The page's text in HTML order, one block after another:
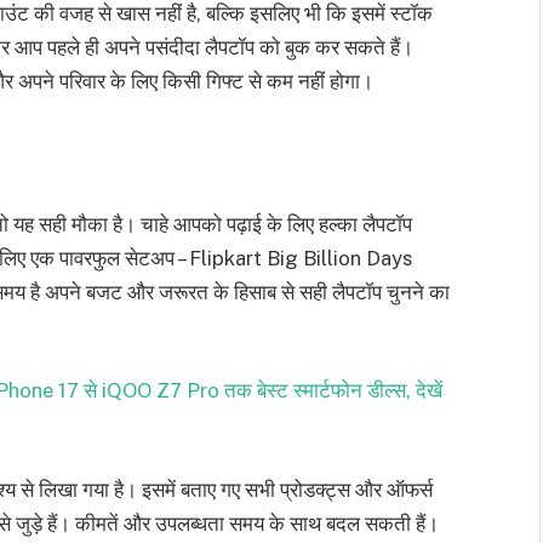
की वजह से खास नहीं है, बल्कि इसलिए भी कि इसमें स्टॉक
आप पहले ही अपने पसंदीदा लैपटॉप को बुक कर सकते हैं।
परिवार के लिए किसी गिफ्ट से कम नहीं होगा।
सही मौका है। चाहे आपको पढ़ाई के लिए हल्का लैपटॉप
लिए एक पावरफुल सेटअप – Flipkart Big Billion Days
है अपने बजट और जरूरत के हिसाब से सही लैपटॉप चुनने का
17 से iQOO Z7 Pro तक बेस्ट स्मार्टफोन डील्स, देखें
से लिखा गया है। इसमें बताए गए सभी प्रोडक्ट्स और ऑफर्स
हैं। कीमतें और उपलब्धता समय के साथ बदल सकती हैं।